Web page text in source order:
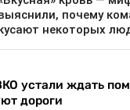
устали ждать
дороги